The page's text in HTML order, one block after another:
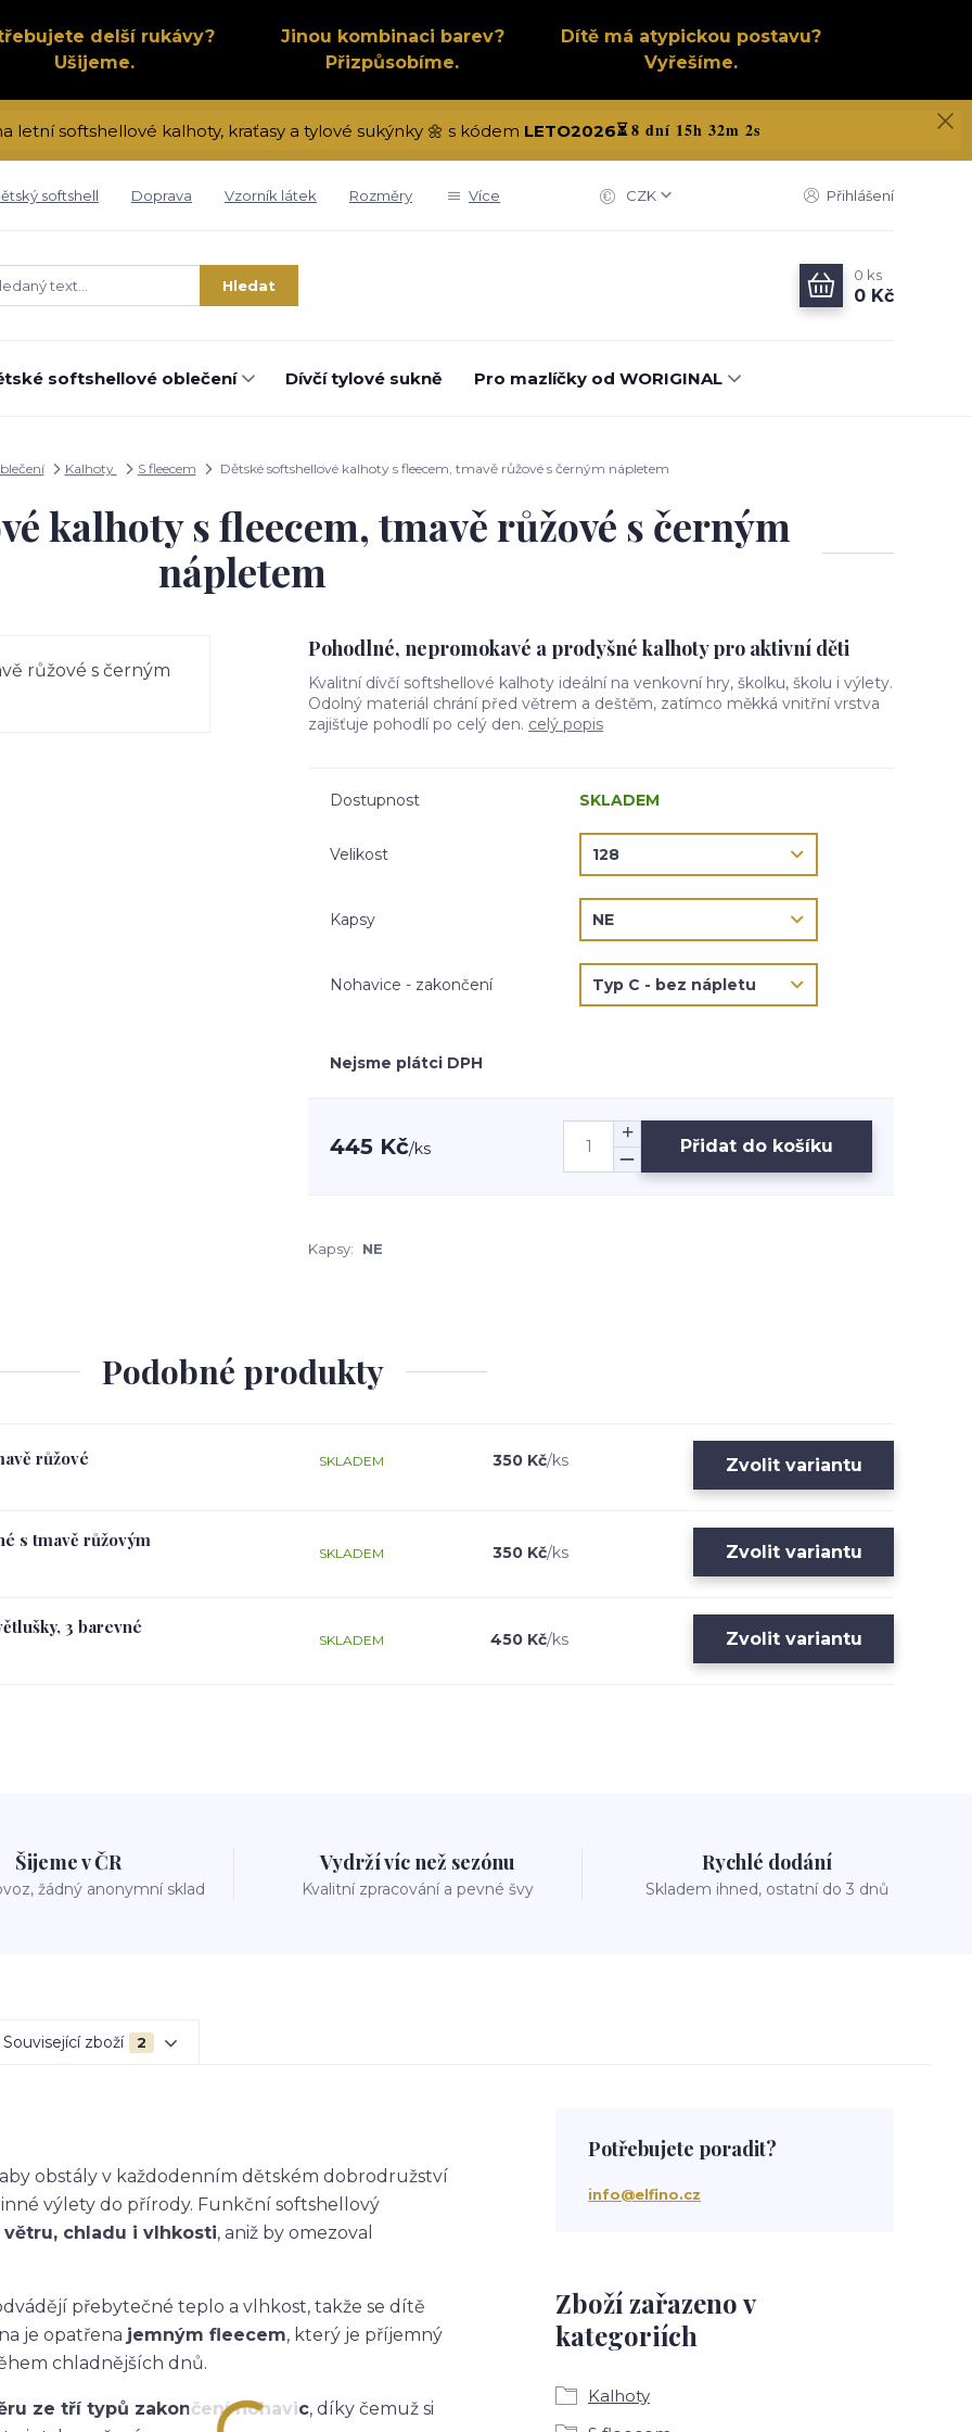
delší rukávy?
Ušijeme.
Jinou kombinaci barev?
Přizpůsobíme.
Dítě má atypickou postavu?
Vyřešíme.
letní softshellové kalhoty, kraťasy a tylové sukýnky 🌼 s kódem LETO2026⏳8 dní 15h 32m 1s
softshell Doprava Vzorník látek Rozměry Více CZK Přihlášení
Hledat
0 ks
0 Kč
softshellové oblečení Dívčí tylové sukně Pro mazlíčky od WORIGINAL
Kalhoty S fleecem Dětské softshellové kalhoty s fleecem, tmavě růžové s černým nápletem
kalhoty s fleecem, tmavě růžové s černým
nápletem
Pohodlné, nepromokavé a prodyšné kalhoty pro aktivní děti
Kvalitní dívčí softshellové kalhoty ideální na venkovní hry, školku, školu i výlety.
Odolný materiál chrání před větrem a deštěm, zatímco měkká vnitřní vrstva
zajišťuje pohodlí po celý den. celý popis
Dostupnost SKLADEM
Velikost
Kapsy
Nohavice - zakončení
Nejsme plátci DPH
445 Kč/ks Přidat do košíku
Kapsy: NE
Podobné produkty
růžové 350 Kč/ks
SKLADEM Zvolit variantu
s tmavě růžovým
350 Kč/ks
SKLADEM Zvolit variantu
3 barevné
450 Kč/ks
SKLADEM Zvolit variantu
Šijeme v ČR
žádný anonymní sklad
Vydrží víc než sezónu
Kvalitní zpracování a pevné švy
Rychlé dodání
Skladem ihned, ostatní do 3 dnů
Související zboží 2
obstály v každodenním dětském dobrodružství
výlety do přírody. Funkční softshellový
chladu i vlhkosti, aniž by omezoval
přebytečné teplo a vlhkost, takže se dítě
je opatřena jemným fleecem, který je příjemný
chladnějších dnů.
ze tří typů zakončení nohavic, díky čemuž si
Zboží zařazeno v
kategoriích
Kalhoty
Potřebujete poradit?
info@elfino.cz